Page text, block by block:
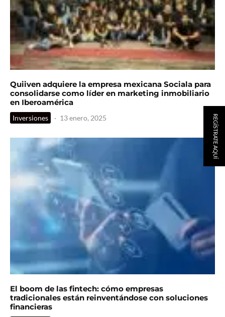
Quiiven adquiere la empresa mexicana Sociala para
consolidarse como líder en marketing inmobiliario
en Iberoamérica
Inversiones · 13 enero, 2025
El boom de las fintech: cómo empresas
tradicionales están reinventándose con soluciones
financieras
REGÍSTRATE AQUÍ